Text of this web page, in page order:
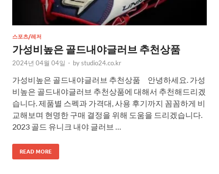
스포츠/레저
가성비높은 골드내야글러브 추천상품
2024년 04월 04일 - bystudio24.co.kr
가성비높은 골드내야글러브 추천상품 안녕하세요. 가성
비높은 골드내야글러브 추천상품에 대해서 추천해드리겠
습니다. 제품별 스펙과 가격대, 사용 후기까지 꼼꼼하게 비
교해보며 현명한 구매 결정을 위해 도움을 드리겠습니다.
2023 골드 유니크 내야 글러브 …
READ MORE